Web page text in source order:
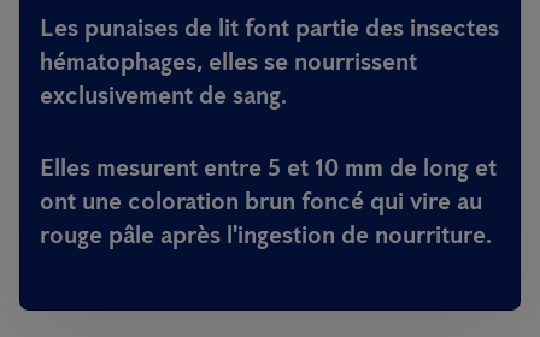
Les punaises de lit font partie des insectes
hématophages, elles se nourrissent
exclusivement de sang.
Elles mesurent entre 5 et 10 mm de long et
ont une coloration brun foncé qui vire au
rouge pâle après l'ingestion de nourriture.